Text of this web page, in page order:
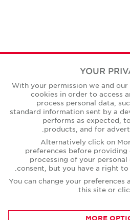
YOUR
With your permission we and
cookies in order to access
process personal data,
standard information sent by a
performs as expected,
products, and for
Alternatively click on
preferences before
processing of your
consent, but you have a right
You can change your
this site or
MORE